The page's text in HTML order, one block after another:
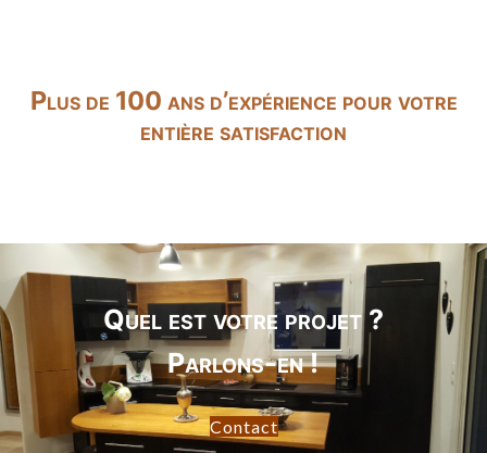
Plus de 100 ans d’expérience pour votre
entière satisfaction
Quel est votre projet ?
Parlons-en !
Contact